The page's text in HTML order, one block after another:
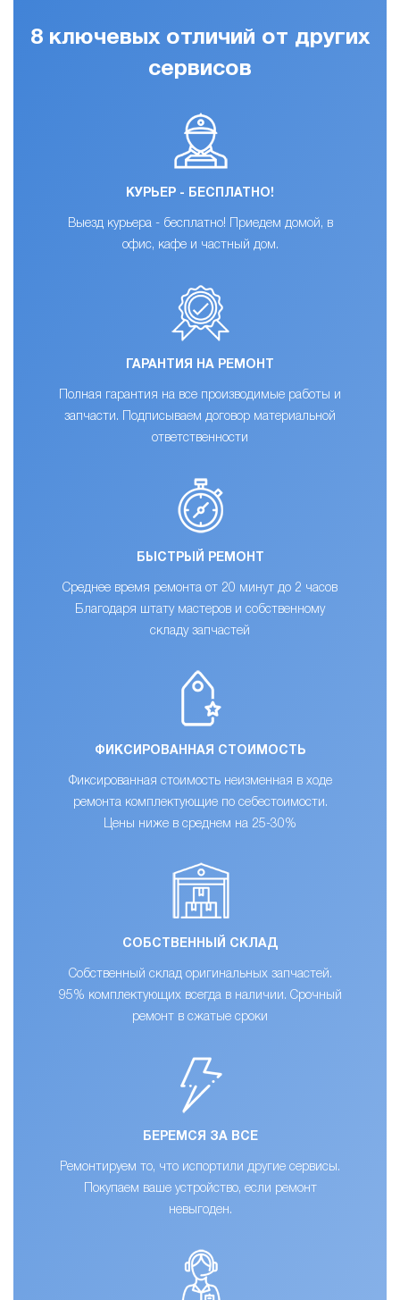
8 ключевых отличий от других
сервисов
КУРЬЕР - БЕСПЛАТНО!
Выезд курьера - бесплатно! Приедем домой, в
офис, кафе и частный дом.
ГАРАНТИЯ НА РЕМОНТ
Полная гарантия на все производимые работы и
запчасти. Подписываем договор материальной
ответственности
БЫСТРЫЙ РЕМОНТ
Среднее время ремонта от 20 минут до 2 часов
Благодаря штату мастеров и собственному
складу запчастей
ФИКСИРОВАННАЯ СТОИМОСТЬ
Фиксированная стоимость неизменная в ходе
ремонта комплектующие по себестоимости.
Цены ниже в среднем на 25-30%
СОБСТВЕННЫЙ СКЛАД
Собственный склад оригинальных запчастей.
95% комплектующих всегда в наличии. Срочный
ремонт в сжатые сроки
БЕРЕМСЯ ЗА ВСЕ
Ремонтируем то, что испортили другие сервисы.
Покупаем ваше устройство, если ремонт
невыгоден.